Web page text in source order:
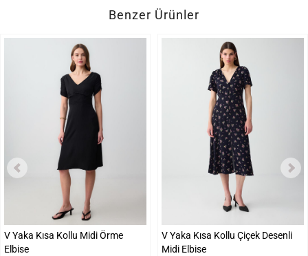
Benzer Ürünler
V Yaka Kısa Kollu Midi Örme
Elbise
V Yaka Kısa Kollu Çiçek Desenli
Midi Elbise